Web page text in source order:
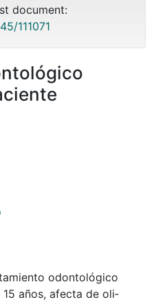
document:
111071
odontológico
15 años, afecta de oli­